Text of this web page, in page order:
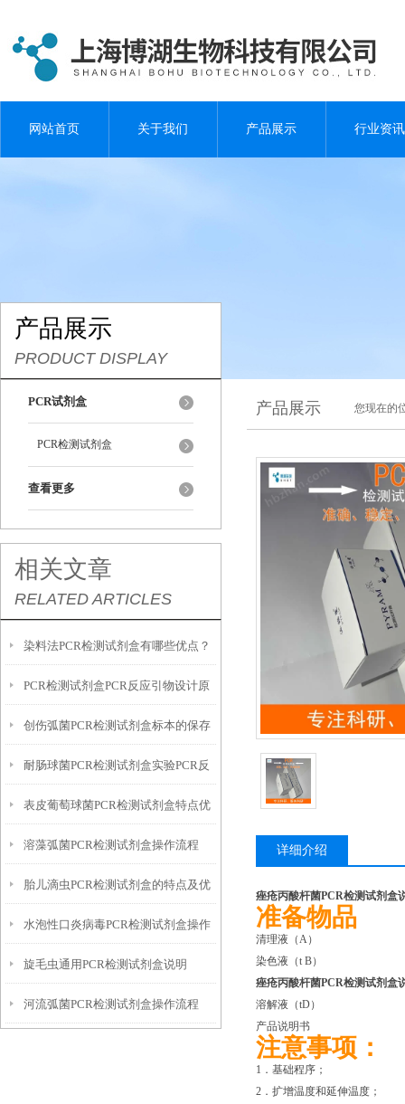
网站首页 关于我们 产品展示 行业资讯
产品展示
PRODUCT DISPLAY
PCR试剂盒
PCR检测试剂盒
查看更多
相关文章
RELATED ARTICLES
染料法PCR检测试剂盒有哪些优点？
PCR检测试剂盒​PCR反应引物设计原
则
创伤弧菌PCR检测试剂盒标本的保存
建议
耐肠球菌PCR检测试剂盒实验PCR反
应特点优势
表皮葡萄球菌PCR检测试剂盒​特点优
势
溶藻弧菌PCR检测试剂盒操作流程
胎儿滴虫PCR检测试剂盒的特点及优
势
水泡性口炎病毒PCR检测试剂盒操作
流程
旋毛虫通用PCR检测试剂盒说明
河流弧菌PCR检测试剂盒操作流程
产品展示 您现在的
详细介绍
痤疮丙酸杆菌PCR检测试剂盒
准备物品
清理液（A）
染色液（t B）
痤疮丙酸杆菌PCR检测试剂盒
溶解液（tD）
产品说明书 1
注意事项：
1．基础程序；
2．扩增温度和延伸温度；